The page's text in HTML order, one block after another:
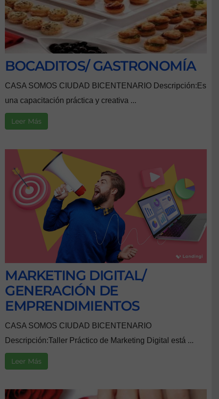
BOCADITOS/ GASTRONOMÍA
CASA SOMOS CIUDAD BICENTENARIO Descripción:Es
una capacitación práctica y creativa ...
Leer Más
MARKETING DIGITAL/
GENERACIÓN DE
EMPRENDIMIENTOS
CASA SOMOS CIUDAD BICENTENARIO
Descripción:Taller Práctico de Marketing Digital está ...
Leer Más